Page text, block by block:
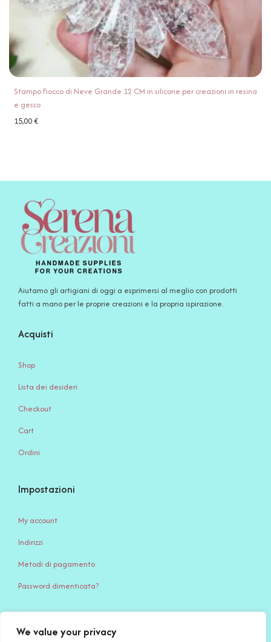
We value your privacy
Stampo Fiocco di Neve Grande 12 CM in silicone per creazioni in resina
e gesso
15,00€
Aiutamo gli artigiani di oggi a esprimersi al meglio con prodotti
fatti a mano per le proprie creazioni e la propria ispirazione.
Acquisti
Shop
Lista dei desideri
Checkout
Cart
Ordini
Impostazioni
My account
Indirizzi
Metodi di pagamento
Password dimenticata?
Serena Creazione di Serena Stampone – Via Giardino, 65 – 71032